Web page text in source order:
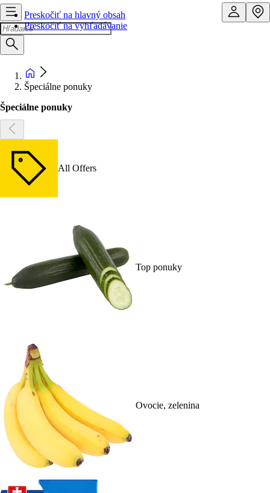
Preskočiť na hlavný obsah
Preskočiť na vyhľadávanie
Špeciálne ponuky
Špeciálne ponuky
All Offers
Top ponuky
Ovocie, zelenina